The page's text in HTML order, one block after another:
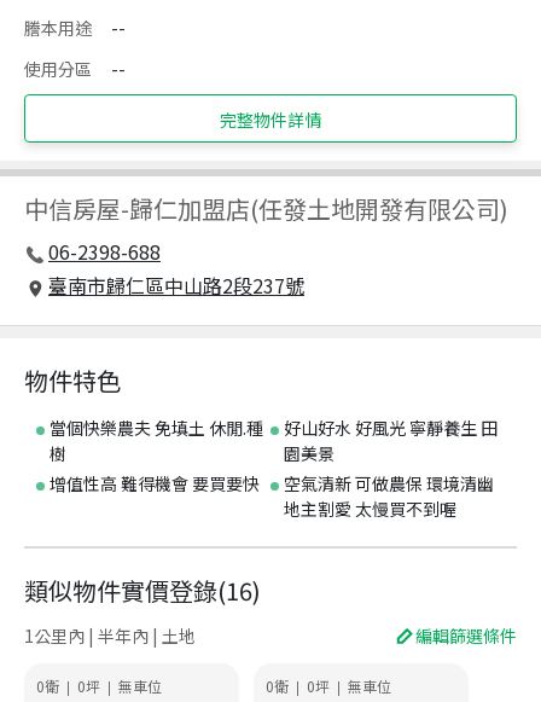
謄本用途
--
使用分區
--
完整物件詳情
中信房屋-歸仁加盟店(任發土地開發有限公司)
06-2398-688
臺南市歸仁區中山路2段237號
物件特色
當個快樂農夫 免填土 休閒.種
樹
好山好水 好風光 寧靜養生 田
園美景
增值性高 難得機會 要買要快
空氣清新 可做農保 環境清幽
地主割愛 太慢買不到喔
類似物件實價登錄(16)
1公里內 | 半年內 | 土地 編輯篩選條件
0衛 | 0坪 | 無車位 0衛 | 0坪 | 無車位